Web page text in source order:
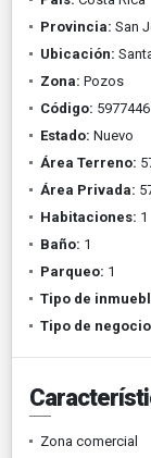
Provincia: San
Ubicación:
Zona: Pozos
Código: 5977446
Estado: Nuevo
Área Terreno:
Área Privada:
Habitaciones: 1
Baño: 1
Parqueo: 1
Tipo de
Tipo de
Zona comercial